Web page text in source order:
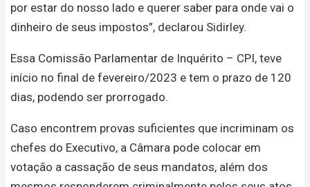
por estar do nosso lado e querer saber para onde vai o
dinheiro de seus impostos”, declarou Sidirley.
Essa Comissão Parlamentar de Inquérito – CPI, teve
início no final de fevereiro/2023 e tem o prazo de 120
dias, podendo ser prorrogado.
Caso encontrem provas suficientes que incriminam os
chefes do Executivo, a Câmara pode colocar em
votação a cassação de seus mandatos, além dos